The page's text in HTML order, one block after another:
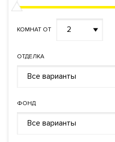
КОМНАТ ОТ 2
ОТДЕЛКА
Все варианты
ФОНД
Все варианты